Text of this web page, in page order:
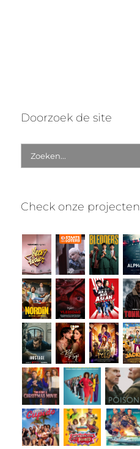
Doorzoek de site
Zoek
naar:
Check onze projecten